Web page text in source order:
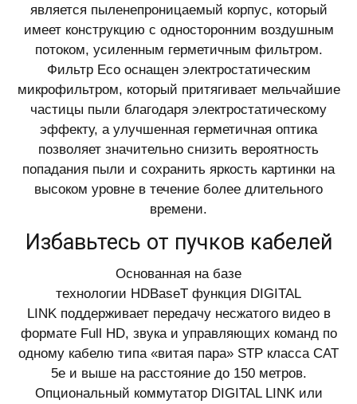
является пыленепроницаемый корпус, который
имеет конструкцию с односторонним воздушным
потоком, усиленным герметичным фильтром.
Фильтр Eco оснащен электростатическим
микрофильтром, который притягивает мельчайшие
частицы пыли благодаря электростатическому
эффекту, а улучшенная герметичная оптика
позволяет значительно снизить вероятность
попадания пыли и сохранить яркость картинки на
высоком уровне в течение более длительного
времени.
Избавьтесь от пучков кабелей
Основанная на базе
технологии HDBaseT функция DIGITAL
LINK поддерживает передачу несжатого видео в
формате Full HD, звука и управляющих команд по
одному кабелю типа «витая пара» STP класса CAT
5e и выше на расстояние до 150 метров.
Опциональный коммутатор DIGITAL LINK или